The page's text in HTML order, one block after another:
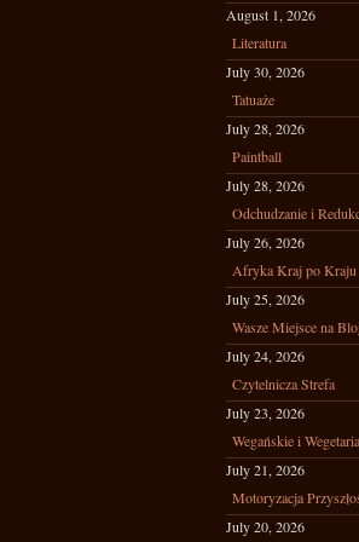
August 1, 2026
Literatura
July 30, 2026
Tatuaże
July 28, 2026
Paintball
July 28, 2026
Odchudzanie i
July 26, 2026
Afryka Kraj po Kraju
July 25, 2026
Wasze Miejsce na
July 24, 2026
Czytelnicza Strefa
July 23, 2026
Wegańskie i
July 21, 2026
Motoryzacja
July 20, 2026